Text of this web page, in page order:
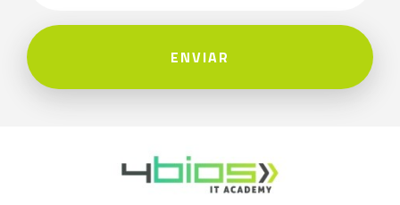
ENVIAR